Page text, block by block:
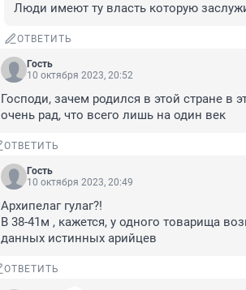
Люди имеют ту власть которую
ОТВЕТИТЬ
Гость
10 октября 2023, 20:52
Господи, зачем родился в этой стране в
очень рад, что всего лишь на один век
ОТВЕТИТЬ
Гость
10 октября 2023, 20:49
Архипелаг гулаг?!
В 38-41м , кажется, у одного товарища
данных истинных арийцев
ОТВЕТИТЬ